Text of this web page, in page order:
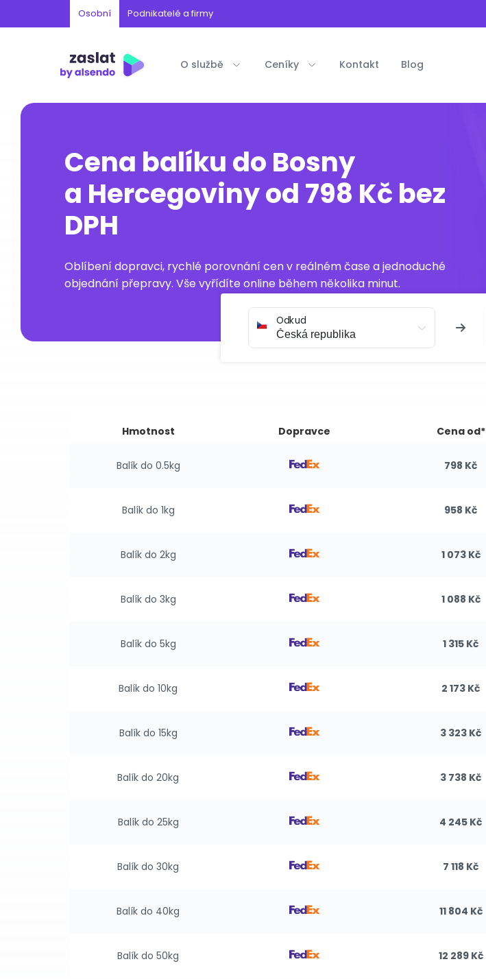
Osobní Podnikatelé a firmy
O službě Ceníky Kontakt Blog
Cena balíku do Bosny
a Hercegoviny od 798 Kč bez
DPH
Oblíbení dopravci, rychlé porovnání cen v reálném čase a jednoduché
objednání přepravy. Vše vyřídíte online během několika minut.
Odkud
Hmotnost Dopravce Cena od*
Balík do 0.5kg 798 Kč
Balík do 1kg 958 Kč
Balík do 2kg 1 073 Kč
Balík do 3kg 1 088 Kč
Balík do 5kg 1 315 Kč
Balík do 10kg 2 173 Kč
Balík do 15kg 3 323 Kč
Balík do 20kg 3 738 Kč
Balík do 25kg 4 245 Kč
Balík do 30kg 7 118 Kč
Balík do 40kg 11 804 Kč
Balík do 50kg 12 289 Kč